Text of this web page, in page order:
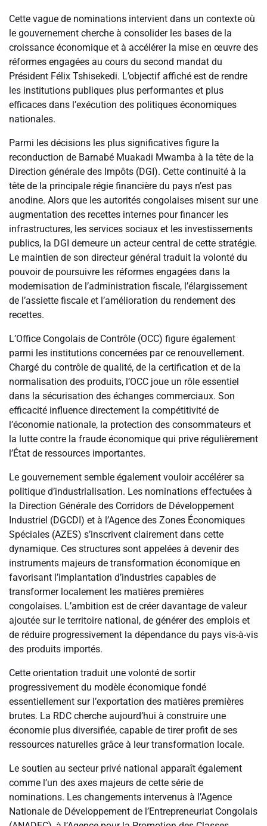
Cette vague de nominations intervient dans un contexte où
le gouvernement cherche à consolider les bases de la
croissance économique et à accélérer la mise en œuvre des
réformes engagées au cours du second mandat du
Président Félix Tshisekedi. L’objectif affiché est de rendre
les institutions publiques plus performantes et plus
efficaces dans l’exécution des politiques économiques
nationales.
Parmi les décisions les plus significatives figure la
reconduction de Barnabé Muakadi Mwamba à la tête de la
Direction générale des Impôts (DGI). Cette continuité à la
tête de la principale régie financière du pays n’est pas
anodine. Alors que les autorités congolaises misent sur une
augmentation des recettes internes pour financer les
infrastructures, les services sociaux et les investissements
publics, la DGI demeure un acteur central de cette stratégie.
Le maintien de son directeur général traduit la volonté du
pouvoir de poursuivre les réformes engagées dans la
modernisation de l’administration fiscale, l’élargissement
de l’assiette fiscale et l’amélioration du rendement des
recettes.
L’Office Congolais de Contrôle (OCC) figure également
parmi les institutions concernées par ce renouvellement.
Chargé du contrôle de qualité, de la certification et de la
normalisation des produits, l’OCC joue un rôle essentiel
dans la sécurisation des échanges commerciaux. Son
efficacité influence directement la compétitivité de
l’économie nationale, la protection des consommateurs et
la lutte contre la fraude économique qui prive régulièrement
l’État de ressources importantes.
Le gouvernement semble également vouloir accélérer sa
politique d’industrialisation. Les nominations effectuées à
la Direction Générale des Corridors de Développement
Industriel (DGCDI) et à l’Agence des Zones Économiques
Spéciales (AZES) s’inscrivent clairement dans cette
dynamique. Ces structures sont appelées à devenir des
instruments majeurs de transformation économique en
favorisant l’implantation d’industries capables de
transformer localement les matières premières
congolaises. L’ambition est de créer davantage de valeur
ajoutée sur le territoire national, de générer des emplois et
de réduire progressivement la dépendance du pays vis-à-vis
des produits importés.
Cette orientation traduit une volonté de sortir
progressivement du modèle économique fondé
essentiellement sur l’exportation des matières premières
brutes. La RDC cherche aujourd’hui à construire une
économie plus diversifiée, capable de tirer profit de ses
ressources naturelles grâce à leur transformation locale.
Le soutien au secteur privé national apparaît également
comme l’un des axes majeurs de cette série de
nominations. Les changements intervenus à l’Agence
Nationale de Développement de l’Entrepreneuriat Congolais